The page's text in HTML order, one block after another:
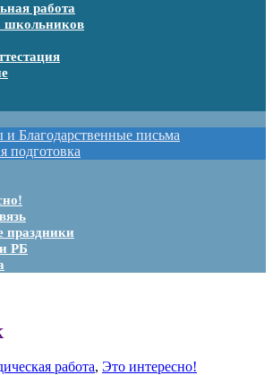
работа
школьников
и Благодарственные письма
подготовка
РБ
работа, Это интересно!